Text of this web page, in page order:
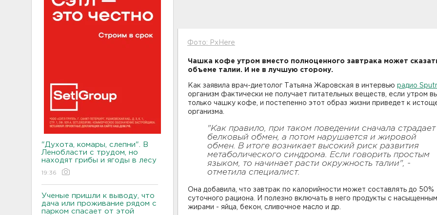
"Духота, комары, слепни". В
Ленобласти с трудом, но
находят грибы и ягоды в лесу
19:36
Ученые пришли к выводу, что
дача или проживание рядом с
парком спасает от этой
Фото: PxHere
Чашка кофе утром вместо полноценного завтрака может
объеме талии. И не в лучшую сторону.
Как заявила врач-диетолог Татьяна Жаровская в интервью радио
организм фактически не получает питательных веществ, если утром
только чашку кофе, и постепенно этот образ жизни приведет к
организма.
"Как правило, при таком поведении сначала страдает
белковый обмен, а потом нарушается и жировой
обмен. В итоге возникает высокий риск развития
метаболического синдрома. Если говорить простым
языком, то начинает расти окружность талии", -
отметила специалист.
Она добавила, что завтрак по калорийности может составлять до 50%
суточного рациона. И полезно включать в него продукты с
жирами - яйца, бекон, сливочное масло и др.